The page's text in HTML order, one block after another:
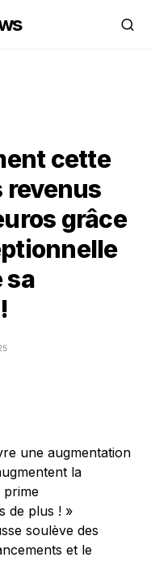
cette
revenus
grâce
sa
une augmentation
la
prime
de plus ! »
soulève des
et le